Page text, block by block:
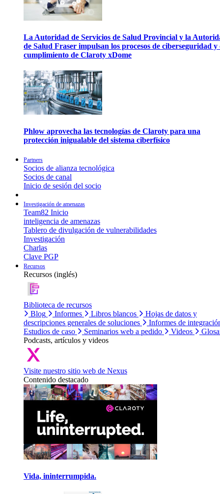
La Autoridad de Servicios de Salud Provincial y la
de Salud Fraser impulsan los procesos de ciberseguridad y
cumplimiento de Claroty xDome
Phlow aprovecha las tecnologías de Claroty para una
protección inigualable del sistema ciberfísico
Partners
Socios de alianza tecnológica
Socios de canal
Inicio de sesión del socio
Investigación de amenazas
Team82 Inicio
inteligencia de amenazas
Tablero de divulgación de vulnerabilidades
Investigación
Charlas
Clave PGP
Recursos
Recursos (inglés)
Biblioteca de recursos
Blog
Informes Libros blancos
Hojas de datos y
descripciones generales de soluciones
Informes de
Estudios de caso
Seminarios web a pedido Videos
Podcasts, artículos y videos
Visite nuestro sitio web de Nexus
Contenido destacado
Vida, ininterrumpida.